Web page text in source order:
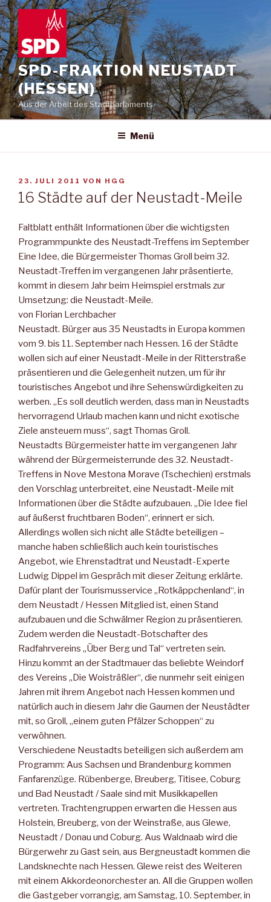
Zum
Inhalt
springen
SPD-FRAKTION NEUSTADT
(HESSEN)
Aus der Arbeit des Stadtparlaments
Menü
VERÖFFENTLICHT
AM
23. JULI 2011 VON HGG
16 Städte auf der Neustadt-Meile
Faltblatt enthält Informationen über die wichtigsten
Programmpunkte des Neustadt-Treffens im September
Eine Idee, die Bürgermeister Thomas Groll beim 32.
Neustadt-Treffen im vergangenen Jahr präsentierte,
kommt in diesem Jahr beim Heimspiel erstmals zur
Umsetzung: die Neustadt-Meile.
von Florian Lerchbacher
Neustadt. Bürger aus 35 Neustadts in Europa kommen
vom 9. bis 11. September nach Hessen. 16 der Städte
wollen sich auf einer Neustadt-Meile in der Ritterstraße
präsentieren und die Gelegenheit nutzen, um für ihr
touristisches Angebot und ihre Sehenswürdigkeiten zu
werben. „Es soll deutlich werden, dass man in Neustadts
hervorragend Urlaub machen kann und nicht exotische
Ziele ansteuern muss“, sagt Thomas Groll.
Neustadts Bürgermeister hatte im vergangenen Jahr
während der Bürgermeisterrunde des 32. Neustadt-
Treffens in Nove Mestona Morave (Tschechien) erstmals
den Vorschlag unterbreitet, eine Neustadt-Meile mit
Informationen über die Städte aufzubauen. „Die Idee fiel
auf äußerst fruchtbaren Boden“, erinnert er sich.
Allerdings wollen sich nicht alle Städte beteiligen –
manche haben schließlich auch kein touristisches
Angebot, wie Ehrenstadtrat und Neustadt-Experte
Ludwig Dippel im Gespräch mit dieser Zeitung erklärte.
Dafür plant der Tourismusservice „Rotkäppchenland“, in
dem Neustadt / Hessen Mitglied ist, einen Stand
aufzubauen und die Schwälmer Region zu präsentieren.
Zudem werden die Neustadt-Botschafter des
Radfahrvereins „Über Berg und Tal“ vertreten sein.
Hinzu kommt an der Stadtmauer das beliebte Weindorf
des Vereins „Die Woisträßler“, die nunmehr seit einigen
Jahren mit ihrem Angebot nach Hessen kommen und
natürlich auch in diesem Jahr die Gaumen der Neustädter
mit, so Groll, „einem guten Pfälzer Schoppen“ zu
verwöhnen.
Verschiedene Neustadts beteiligen sich außerdem am
Programm: Aus Sachsen und Brandenburg kommen
Fanfarenzüge. Rübenberge, Breuberg, Titisee, Coburg
und Bad Neustadt / Saale sind mit Musikkapellen
vertreten. Trachtengruppen erwarten die Hessen aus
Holstein, Breuberg, von der Weinstraße, aus Glewe,
Neustadt / Donau und Coburg. Aus Waldnaab wird die
Bürgerwehr zu Gast sein, aus Bergneustadt kommen die
Landsknechte nach Hessen. Glewe reist des Weiteren
mit einem Akkordeonorchester an. All die Gruppen wollen
die Gastgeber vorrangig, am Samstag, 10. September, in